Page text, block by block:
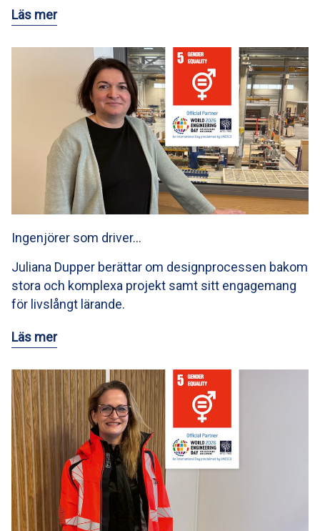
Läs mer
Ingenjörer som driver…
Juliana Dupper berättar om designprocessen bakom
stora och komplexa projekt samt sitt engagemang
för livslångt lärande.
Läs mer